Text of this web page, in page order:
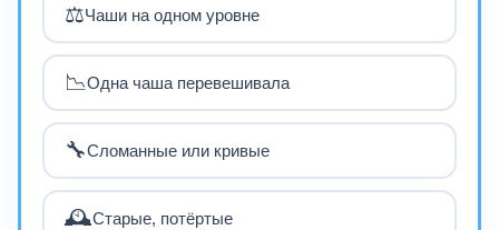
⚖️Чаши на одном уровне
📉Одна чаша перевешивала
🔧Сломанные или кривые
🕰️Старые, потёртые